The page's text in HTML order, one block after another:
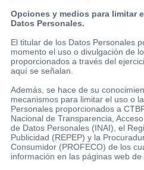
Opciones y medios para limitar
Datos Personales.
El titular de los Datos Personales
momento el uso o divulgación de
proporcionados a través del
aquí se señalan.
Además, se hace de su
mecanismos para limitar el uso o
Personales proporcionados a
Nacional de Transparencia,
de Datos Personales (INAI), el
Publicidad (REPEP) y la
Consumidor (PROFECO) de los
información en las páginas web de